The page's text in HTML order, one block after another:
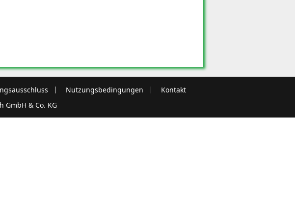
Nutzungsbedingungen
Kontakt
GmbH & Co. KG